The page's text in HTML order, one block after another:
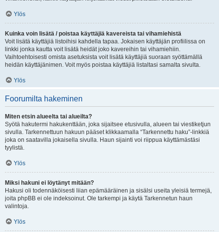
Ylös
Kuinka voin lisätä / poistaa käyttäjiä kavereista tai vihamiehistä
Voit lisätä käyttäjiä listoihisi kahdella tapaa. Jokaisen käyttäjän profiilissa on
linkki jonka kautta voit lisätä heidät joko kavereihin tai vihamiehiin.
Vaihtoehtoisesti omista asetuksista voit lisätä käyttäjiä suoraan syöttämällä
heidän käyttäjänimen. Voit myös poistaa käyttäjiä listaltasi samalta sivulta.
Ylös
Foorumilta hakeminen
Miten etsin alueelta tai alueilta?
Syötä hakutermi hakukenttään, joka sijaitsee etusivulla, alueen tai viestiketjun
sivulla. Tarkennettuun hakuun pääset klikkaamalla “Tarkennettu haku”-linkkiä
joka on saatavilla jokaisella sivulla. Haun sijainti voi riippua käyttämästäsi
tyylistä.
Ylös
Miksi hakuni ei löytänyt mitään?
Hakusi oli todennäköisesti liian epämääräinen ja sisälsi useita yleisiä termejä,
joita phpBB ei ole indeksoinut. Ole tarkempi ja käytä Tarkennetun haun
valintoja.
Ylös